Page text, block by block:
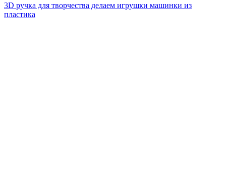
3D ручка для творчества делаем игрушки машинки из
пластика